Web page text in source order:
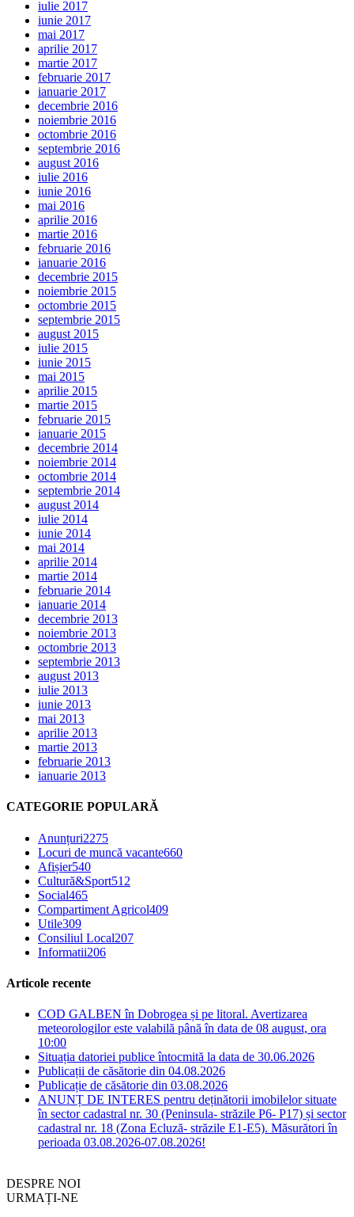
iulie 2017
iunie 2017
mai 2017
aprilie 2017
martie 2017
februarie 2017
ianuarie 2017
decembrie 2016
noiembrie 2016
octombrie 2016
septembrie 2016
august 2016
iulie 2016
iunie 2016
mai 2016
aprilie 2016
martie 2016
februarie 2016
ianuarie 2016
decembrie 2015
noiembrie 2015
octombrie 2015
septembrie 2015
august 2015
iulie 2015
iunie 2015
mai 2015
aprilie 2015
martie 2015
februarie 2015
ianuarie 2015
decembrie 2014
noiembrie 2014
octombrie 2014
septembrie 2014
august 2014
iulie 2014
iunie 2014
mai 2014
aprilie 2014
martie 2014
februarie 2014
ianuarie 2014
decembrie 2013
noiembrie 2013
octombrie 2013
septembrie 2013
august 2013
iulie 2013
iunie 2013
mai 2013
aprilie 2013
martie 2013
februarie 2013
ianuarie 2013
CATEGORIE POPULARĂ
Anunțuri2275
Locuri de muncă vacante660
Afișier540
Cultură&Sport512
Social465
Compartiment Agricol409
Utile309
Consiliul Local207
Informatii206
Articole recente
COD GALBEN în Dobrogea și pe litoral. Avertizarea
meteorologilor este valabilă până în data de 08 august, ora
10:00
Situația datoriei publice întocmită la data de 30.06.2026
Publicații de căsătorie din 04.08.2026
Publicație de căsătorie din 03.08.2026
ANUNȚ DE INTERES pentru deținătorii imobilelor situate
în sector cadastral nr. 30 (Peninsula- străzile P6- P17) și sector
cadastral nr. 18 (Zona Ecluză- străzile E1-E5). Măsurători în
perioada 03.08.2026-07.08.2026!
DESPRE NOI
URMAȚI-NE